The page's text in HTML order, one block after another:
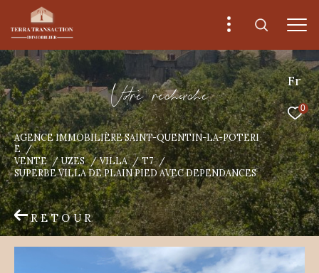
Fr
0
Vore recece
AGENCE IMMOBILIÈRE SAINT-QUENTIN-LA-POTERI
E
VENTE
UZES VILLA
T7
SUPERBE VILLA DE PLAIN PIED AVEC DEPENDANCES
RETOUR